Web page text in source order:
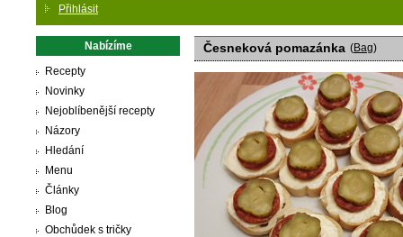
Přihlásit
Nabízíme
Recepty
Novinky
Nejoblíbenější recepty
Názory
Hledání
Menu
Články
Blog
Obchůdek s tričky
Česneková pomazánka (Bag)